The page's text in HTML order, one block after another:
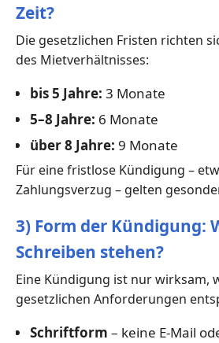
Zeit?
Die gesetzlichen Fristen richten
des Mietverhältnisses:
bis 5 Jahre: 3 Monate
5–8 Jahre: 6 Monate
über 8 Jahre: 9 Monate
Für eine fristlose Kündigung –
Zahlungsverzug – gelten
3) Form der Kündigung:
Schreiben stehen?
Eine Kündigung ist nur wirksam,
gesetzlichen Anforderungen
Schriftform – keine E-Mail